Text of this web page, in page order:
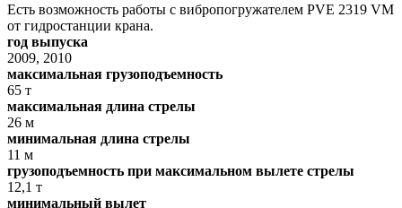
Есть возможность работы с вибропогружателем PVE 2319 VM
от гидростанции крана.
год выпуска
2009, 2010
максимальная грузоподъемность
65 т
максимальная длина стрелы
26 м
минимальная длина стрелы
11 м
грузоподъемность при максимальном вылете стрелы
12,1 т
минимальный вылет